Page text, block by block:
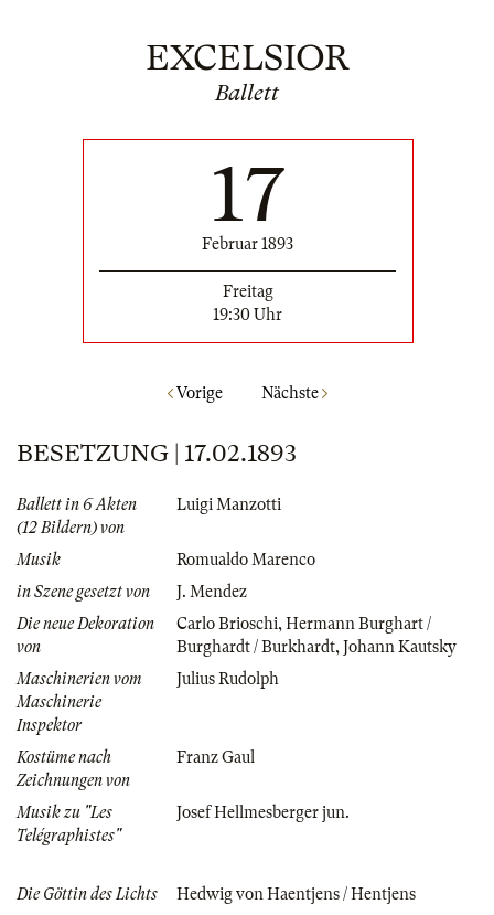
EXCELSIOR
Ballett
17
Februar 1893
Freitag
19:30 Uhr
Vorige Nächste
BESETZUNG | 17.02.1893
Ballett in 6 Akten
(12 Bildern) von
Luigi Manzotti
Musik
Romualdo Marenco
in Szene gesetzt von
J. Mendez
Die neue Dekoration
von
Carlo Brioschi,Hermann Burghart /
Burghardt / Burkhardt,Johann Kautsky
Maschinerien vom
Maschinerie
Inspektor
Julius Rudolph
Kostüme nach
Zeichnungen von
Franz Gaul
Musik zu "Les
Telégraphistes"
Josef Hellmesberger jun.
Die Göttin des Lichts
Hedwig von Haentjens / Hentjens